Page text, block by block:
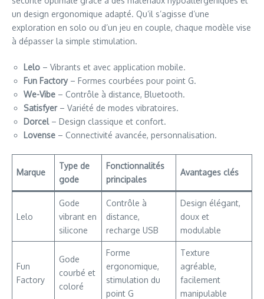
un design ergonomique adapté. Qu’il s’agisse d’une
exploration en solo ou d’un jeu en couple, chaque modèle vise
à dépasser la simple stimulation.
Lelo – Vibrants et avec application mobile.
Fun Factory– Formes courbées pour point G.
We-Vibe – Contrôle à distance, Bluetooth.
Satisfyer– Variété de modes vibratoires.
Dorcel– Design classique et confort.
Lovense – Connectivité avancée, personnalisation.
Marque
Type de
gode
Fonctionnalités
principales
Avantages clés
Lelo
Gode
vibrant en
silicone
Contrôle à
distance,
recharge USB
Design élégant,
doux et
modulable
Fun
Factory
Gode
courbé et
coloré
Forme
ergonomique,
stimulation du
point G
Texture
agréable,
facilement
manipulable